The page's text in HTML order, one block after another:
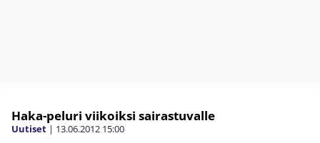
Haka-peluri viikoiksi sairastuvalle
Uutiset | 13.06.2012 15:00